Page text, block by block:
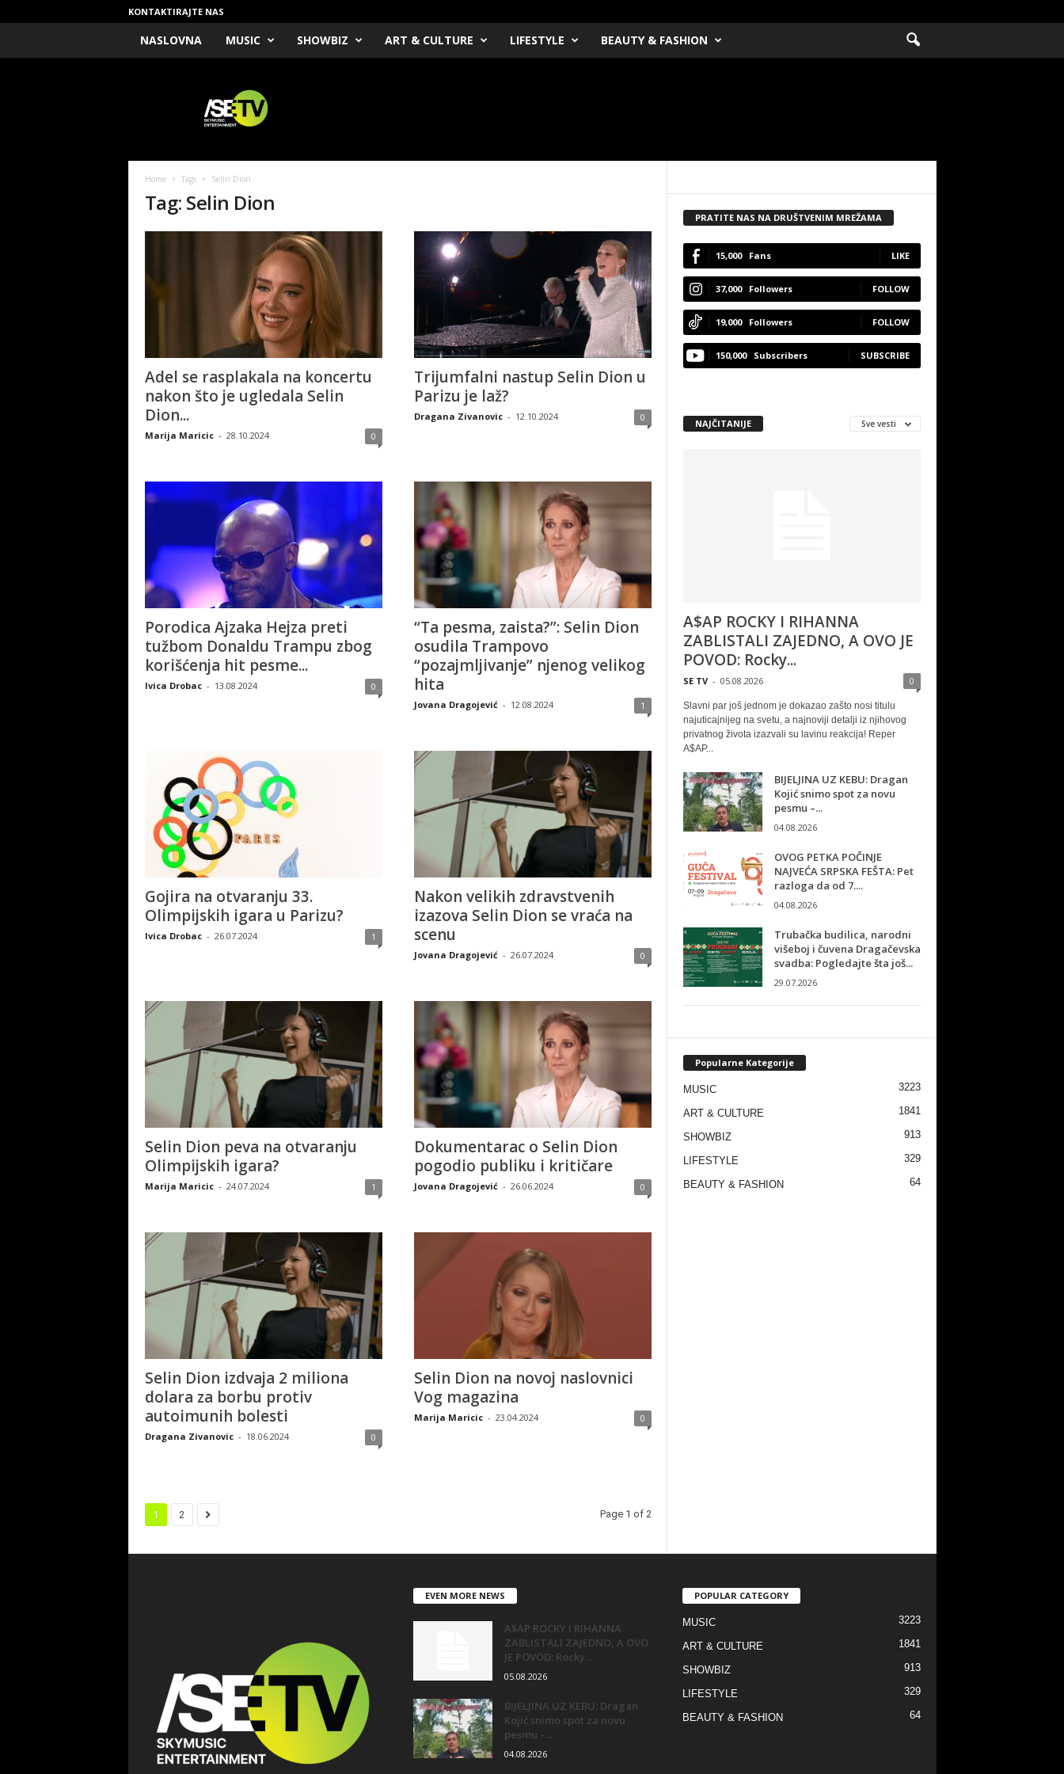
KONTAKTIRAJTE NAS
NASLOVNA MUSIC SHOWBIZ ART & CULTURE LIFESTYLE BEAUTY & FASHION
Home Tags Selin Dion
Tag: Selin Dion
Adel se rasplakala na koncertu
nakon što je ugledala Selin
Dion...
Marija Maricic - 28.10.2024 0
Trijumfalni nastup Selin Dion u
Parizu je laž?
Dragana Zivanovic - 12.10.2024 0
Porodica Ajzaka Hejza preti
tužbom Donaldu Trampu zbog
korišćenja hit pesme...
Ivica Drobac - 13.08.2024 0
“Ta pesma, zaista?”: Selin Dion
osudila Trampovo
“pozajmljivanje” njenog velikog
hita
Jovana Dragojević - 12.08.2024 1
Gojira na otvaranju 33.
Olimpijskih igara u Parizu?
Ivica Drobac - 26.07.2024 1
Nakon velikih zdravstvenih
izazova Selin Dion se vraća na
scenu
Jovana Dragojević - 26.07.2024 0
Selin Dion peva na otvaranju
Olimpijskih igara?
Marija Maricic - 24.07.2024 1
Dokumentarac o Selin Dion
pogodio publiku i kritičare
Jovana Dragojević - 26.06.2024 0
Selin Dion izdvaja 2 miliona
dolara za borbu protiv
autoimunih bolesti
Dragana Zivanovic - 18.06.2024 0
Selin Dion na novoj naslovnici
Vog magazina
Marija Maricic - 23.04.2024 0
1 2 Page 1 of 2
PRATITE NAS NA DRUŠTVENIM MREŽAMA
15,000 Fans LIKE
37,000 Followers FOLLOW
19,000 Followers FOLLOW
150,000 Subscribers SUBSCRIBE
NAJČITANIJE Sve vesti
A$AP ROCKY I RIHANNA
ZABLISTALI ZAJEDNO, A OVO JE
POVOD: Rocky...
SE TV - 05.08.2026 0
Slavni par još jednom je dokazao zašto nosi titulu
najuticajnijeg na svetu, a najnoviji detalji iz njihovog
privatnog života izazvali su lavinu reakcija! Reper
A$AP...
BIJELJINA UZ KEBU: Dragan
Kojić snimo spot za novu
pesmu –...
04.08.2026
OVOG PETKA POČINJE
NAJVEĆA SRPSKA FEŠTA: Pet
razloga da od 7....
04.08.2026
Trubačka budilica, narodni
višeboj i čuvena Dragačevska
svadba: Pogledajte šta još...
29.07.2026
Popularne Kategorije
MUSIC 3223
ART & CULTURE 1841
SHOWBIZ 913
LIFESTYLE 329
BEAUTY & FASHION 64
EVEN MORE NEWS
A$AP ROCKY I RIHANNA
ZABLISTALI ZAJEDNO, A OVO
JE POVOD: Rocky...
05.08.2026
BIJELJINA UZ KEBU: Dragan
Kojić snimo spot za novu
pesmu –...
04.08.2026
POPULAR CATEGORY
MUSIC 3223
ART & CULTURE 1841
SHOWBIZ 913
LIFESTYLE 329
BEAUTY & FASHION 64